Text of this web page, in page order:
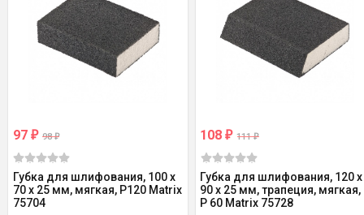
97 ₽ 98₽
Губка для шлифования, 100 х
70 х 25 мм, мягкая, P120 Matrix
75704
108₽ 111₽
Губка для шлифования, 120 х
90 х 25 мм, трапеция, мягкая,
P 60 Matrix 75728